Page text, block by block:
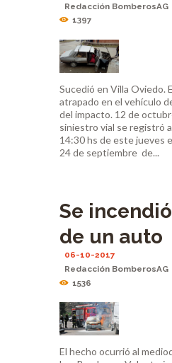
Redacción BomberosAG
1397
Sucedió en Villa Oviedo.
atrapado en el vehículo
del impacto. 12 de
siniestro vial se registró
14:30 hs de este jueves
24 de septiembre de...
Se
de un auto
06-10-2017
Redacción BomberosAG
1536
El hecho ocurrió al